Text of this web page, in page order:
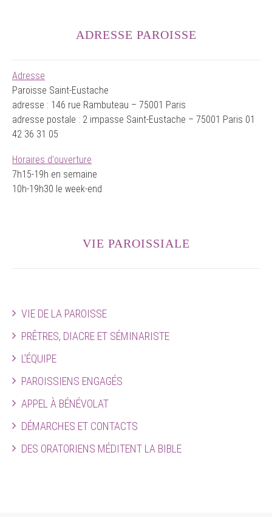
ADRESSE PAROISSE
Adresse
Paroisse Saint-Eustache
adresse : 146 rue Rambuteau – 75001 Paris
adresse postale : 2 impasse Saint-Eustache – 75001 Paris 01
42 36 31 05
Horaires d'ouverture
7h15-19h en semaine
10h-19h30 le week-end
VIE PAROISSIALE
VIE DE LA PAROISSE
PRÊTRES, DIACRE ET SÉMINARISTE
L’ÉQUIPE
PAROISSIENS ENGAGÉS
APPEL À BÉNÉVOLAT
DÉMARCHES ET CONTACTS
DES ORATORIENS MÉDITENT LA BIBLE